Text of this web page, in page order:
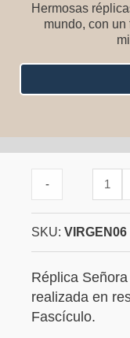
Hermosas
mundo, con
Señora
del
Perpetuo
-
SKU: VIRGEN06
Réplica
realizada en
Fascículo.